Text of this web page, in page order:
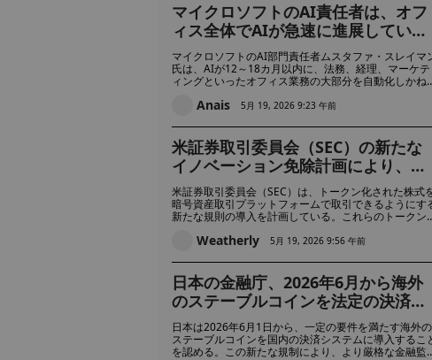
マイクロソフトのAI責任者は、オフ
ィス全体でAIが急速に進展している
ことから、18カ月以内にほとんどの
ホワイトカラー職が自動化される可
能性があると警告している
マイクロソフトのAI部門責任者ムスタファ・スレイマ
氏は、AIが12～18カ月以内に、法務、経理、マーケテ
ィングといったオフィス業務の大部分を自動化しかね
なく人間の介入をほとんど必要とせずに、コンピュー
と述べた。
Anais 5月 19, 2026 9:23 午前
米証券取引委員会（SEC）の新たな
イノベーション免除計画により、米
株式市場でブロックチェーン上での
トークン化株式の取引が実現する可
能性
米証券取引委員会（SEC）は、トークン化された株式
暗号資産取引プラットフォームで取引できるようにす
新たな規則の導入を計画している。これらのトークン
いった通常の株主権は付与されない。
Weatherly 5月 19, 2026 9:56 午前
日本の金融庁、2026年6月から海外
のステーブルコインを法定の決済手
段として承認
日本は2026年6月1日から、一定の要件を満たす海外の
ステーブルコインを国内の決済システムに導入するこ
を認める。この新たな規制により、より厳格な金融監